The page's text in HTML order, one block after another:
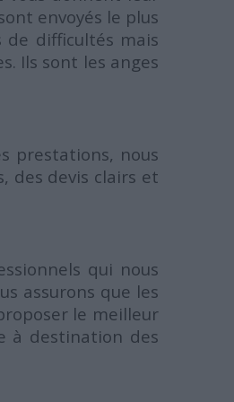
envoyés le plus
difficultés mais
Ils sont les anges
prestations, nous
des devis clairs et
qui nous
assurons que les
le meilleur
à destination des